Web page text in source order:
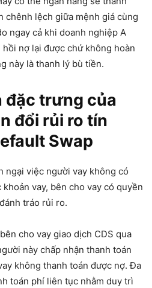
chênh lệch giữa mệnh giá cùng
ngay cả khi doanh nghiệp A
nợ lại được chứ không hoàn
này là thanh lý bù tiền.
đặc trưng của
đổi rủi ro tín
Swap
ngại việc người vay không có
vay, bên cho vay có quyền
tráo rủi ro.
cho vay giao dịch CDS qua
này chấp nhận thanh toán
không thanh toán được nợ. Đa
toán phí liên tục nhằm duy trì